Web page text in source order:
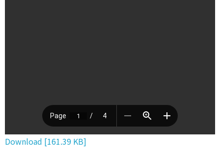
Download [161.39 KB]